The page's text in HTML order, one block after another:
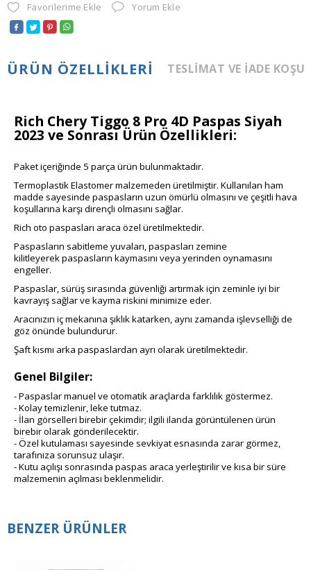
Favorilerime Ekle Yorum Ekle
ÜRÜN ÖZELLIKLERI TESLIMAT VE İADE
Rich Chery Tiggo 8 Pro 4D Paspas Siyah
2023 ve Sonrası Ürün Özellikleri:
Paket içeriğinde 5 parça ürün bulunmaktadır.
Termoplastik Elastomer malzemeden üretilmiştir. Kullanılan ham
madde sayesinde paspasların uzun ömürlü olmasını ve çeşitli hava
koşullarına karşı dirençli olmasını sağlar.
Rich oto paspasları araca özel üretilmektedir.
Paspasların sabitleme yuvaları, paspasları zemine
kilitleyerekpaspasların kaymasını veya yerinden oynamasını
engeller.
Paspaslar, sürüş sırasında güvenliği artırmak için zeminle iyi bir
kavrayış sağlar ve kayma riskini minimize eder.
Aracınızın iç mekanına şıklık katarken, aynı zamanda işlevselliği de
göz önünde bulundurur.
Şaft kısmı arka paspaslardan ayrı olarak üretilmektedir.
Genel Bilgiler:
- Paspaslar manuel ve otomatik araçlarda farklılık göstermez.
- Kolay temizlenir, leke tutmaz.
- İlan görselleri birebir çekimdir; ilgili ilanda görüntülenen ürün
birebir olarak gönderilecektir.
- Özel kutulaması sayesinde sevkiyat esnasında zarar görmez,
tarafınıza sorunsuz ulaşır.
- Kutu açılışı sonrasında paspas araca yerleştirilir ve kısa bir süre
malzemenin açılması beklenmelidir.
BENZER ÜRÜNLER